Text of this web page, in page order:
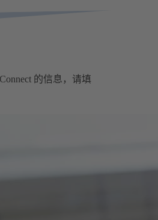
的信息，请填